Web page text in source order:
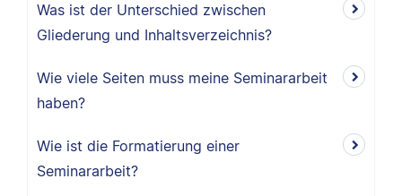
Was ist der Unterschied zwischen
Gliederung und Inhaltsverzeichnis?
Wie viele Seiten muss meine Seminararbeit
haben?
Wie ist die Formatierung einer
Seminararbeit?